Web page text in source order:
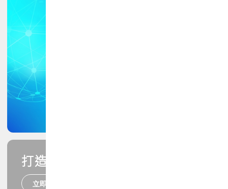
打造您的PCB專業技能
立即報名